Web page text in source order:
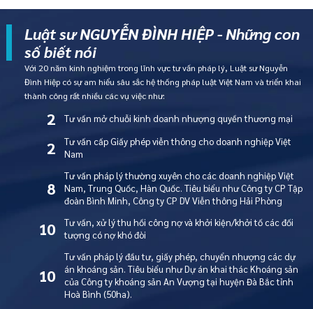
Luật sư NGUYỄN ĐÌNH HIỆP - Những con
số biết nói
Với 20 năm kinh nghiệm trong lĩnh vực tư vấn pháp lý, Luật sư Nguyễn
Đình Hiệp có sự am hiểu sâu sắc hệ thống pháp luật Việt Nam và triển khai
thành công rất nhiều các vụ việc như:
2 Tư vấn mở chuỗi kinh doanh nhượng quyền thương mại
2
Tư vấn cấp Giấy phép viễn thông cho doanh nghiệp Việt
Nam
8
Tư vấn pháp lý thường xuyên cho các doanh nghiệp Việt
Nam, Trung Quốc, Hàn Quốc. Tiêu biểu như Công ty CP Tập
đoàn Bình Minh, Công ty CP DV Viễn thông Hải Phòng
10
Tư vấn, xử lý thu hồi công nợ và khởi kiện/khởi tố các đối
tượng có nợ khó đòi
10
Tư vấn pháp lý đầu tư, giấy phép, chuyển nhượng các dự
án khoáng sản. Tiêu biểu như Dự án khai thác Khoáng sản
của Công ty khoáng sản An Vượng tại huyện Đà Bắc tỉnh
Hoà Bình (50ha).